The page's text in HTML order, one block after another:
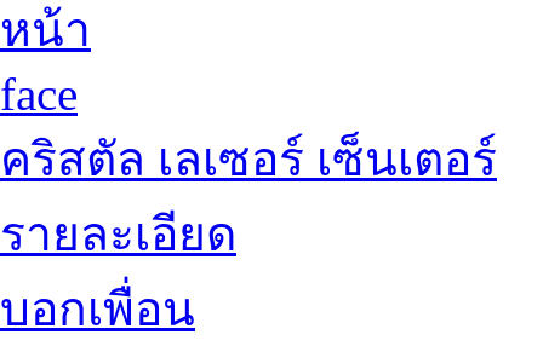
หน้า
face
คริสตัล เลเซอร์ เซ็นเตอร์
รายละเอียด
บอกเพื่อน